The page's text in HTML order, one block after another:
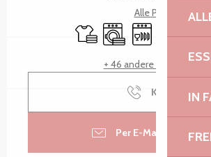
IN
Alle Preise
Bettwäsche und Laken
Waschmaschine
+ 46 andere Leistung(en)
Kontakt
Per E-Mail